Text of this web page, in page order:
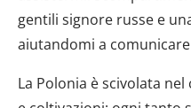
gentili signore russe e
aiutandomi a
La Polonia è scivolata